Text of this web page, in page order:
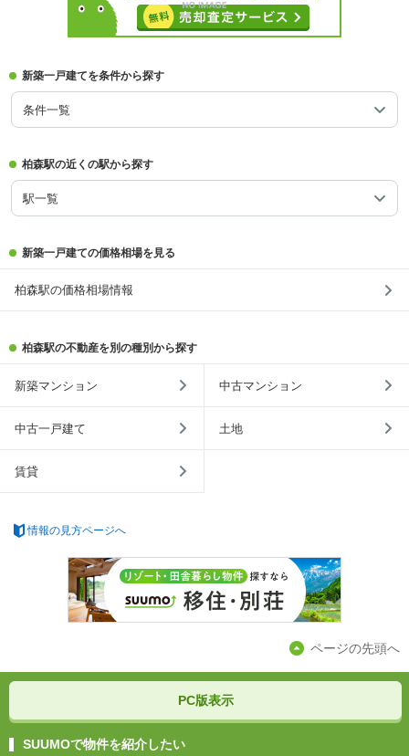
新築一戸建てを条件から探す
条件一覧
柏森駅の近くの駅から探す
駅一覧
新築一戸建ての価格相場を見る
柏森駅の価格相場情報
柏森駅の不動産を別の種別から探す
新築マンション 中古マンション
中古一戸建て 土地
賃貸
情報の見方ページへ
ページの先頭へ
PC版表示
SUUMOで物件を紹介したい